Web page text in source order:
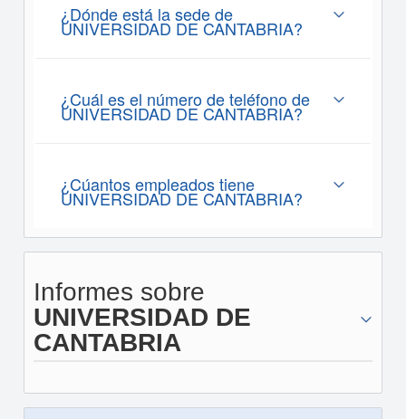
¿Dónde está la sede de
UNIVERSIDAD DE CANTABRIA?
¿Cuál es el número de teléfono de
UNIVERSIDAD DE CANTABRIA?
¿Cúantos empleados tiene
UNIVERSIDAD DE CANTABRIA?
Informes sobre
UNIVERSIDAD DE
CANTABRIA